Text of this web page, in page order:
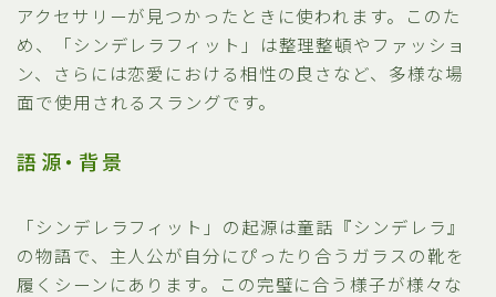
アクセサリーが見つかったときに使われます。このた
め、「シンデレラフィット」は整理整頓やファッショ
ン、さらには恋愛における相性の良さなど、多様な場
面で使用されるスラングです。
語源・背景
「シンデレラフィット」の起源は童話『シンデレラ』
の物語で、主人公が自分にぴったり合うガラスの靴を
履くシーンにあります。この完璧に合う様子が様々な